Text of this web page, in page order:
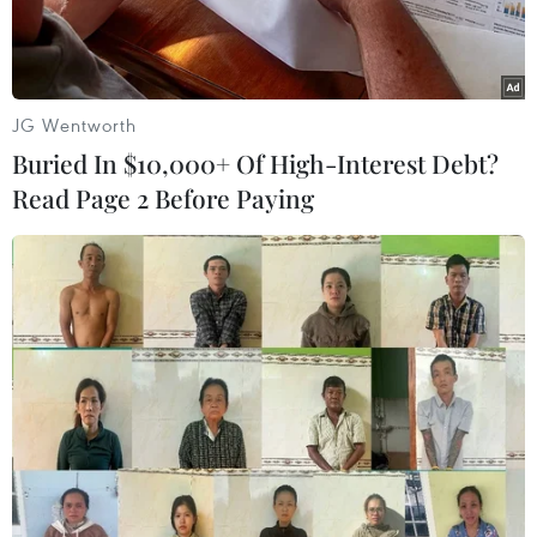
Bị cáo Huỳnh Thị Huyền Như tại phiên tòa phúc thẩm ngày
28/5. (Ảnh: Thành Chung/TTXVN)
Ngày 28/5, Tòa án nhân dân Cấp cao tại Thành
phố Hồ Chí Minh mở phiên tòa xét xử phúc
thẩm vụ án Huỳnh Thị Huyền Như và đồng
JG Wentworth
Buried In $10,000+ Of High-Interest Debt?
Read Page 2 Before Paying